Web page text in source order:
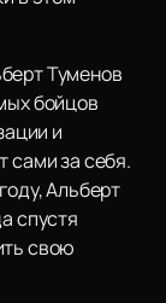
Туменов
бойцов
и
сами за себя.
Альберт
спустя
свою